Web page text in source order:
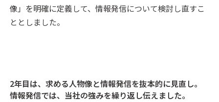
像」を明確に定義して、情報発信について検討し直すこ
ととしました。
2年目は、求める人物像と情報発信を抜本的に見直し。
情報発信では、当社の強みを繰り返し伝えました。